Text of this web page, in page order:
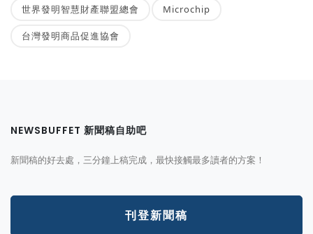
世界發明智慧財產聯盟總會 Microchip
台灣發明商品促進協會
NEWSBUFFET 新聞稿自助吧
新聞稿的好去處，三分鐘上稿完成，最快接觸最多讀者的方案！
刊登新聞稿